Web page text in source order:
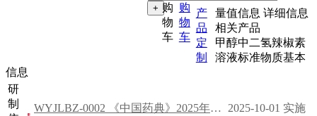
购
物
车
购
物
车
产
品
定
制
量值信息 详细信息
相关产品
甲醇中二氢辣椒素
溶液标准物质基本
信息
研
制
WYJLBZ-0002 《中国药典》2025年版 二部
2025-10-01 实施